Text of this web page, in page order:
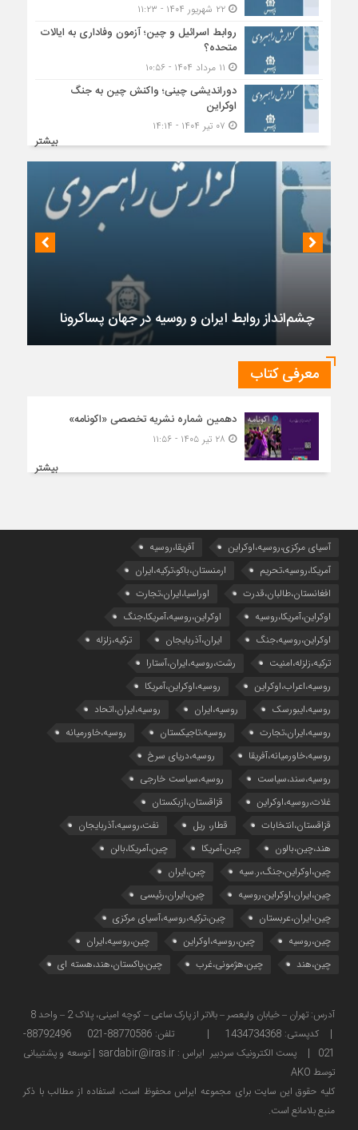
۲۲ شهریور ۱۴۰۴ - ۱۱:۲۳
روابط اسرائیل و چین؛ آزمون وفاداری به ایالات
متحده؟
دوراندیشی چینی؛ واکنش چین به جنگ
اوکراین
بیشتر
چشم‌انداز روابط ایران و روسیه در جهان پساکرونا
معرفی کتاب
دهمین شماره نشریه تخصصی «اکونامه»
بیشتر
آسیای مرکزی،روسیه،اوکراین
آفریقا،روسیه
آمریکا،روسیه،تحریم
ارمنستان،باکو،ترکیه،ایران
افغانستان،طالبان،قدرت
اوراسیا،ایران،تجارت
اوکراین،آمریکا،روسیه
اوکراین،روسیه،آمریکا،جنگ
اوکراین،روسیه،جنگ
ایران،آذربایجان
ترکیه،زلزله
ترکیه،زلزله،امنیت
رشت،روسیه،ایران،آستارا
روسیه،اعراب،اوکراین
روسیه،اوکراین،آمریکا
روسیه،ایبورسک
روسیه،ایران
روسیه،ایران،اتحاد
روسیه،ایران،تجارت
روسیه،تاجیکستان
روسیه،خاورمیانه
روسیه،خاورمیانه،آفریقا
روسیه،دریای سرخ
روسیه،سند،سیاست
روسیه،سیاست خارجی
غلات،روسیه،اوکراین
قزاقستان،ازبکستان
قزاقستان،انتخابات
قطار، ریل
نفت،روسیه،آذربایجان
هند،چین،بالون
چین،آمریکا
چین،آمریکا،بالن
چین،اوکراین،جنگ،ر.سیه
چین،ایران
چین،ایران،اوکراین،روسیه
چین،ایران،رئیسی
چین،ایران،عربستان
چین،ترکیه،روسیه،آسیای مرکزی
چین،روسیه
چین،روسیه،اوکراین
چین،روسیه،ایران
چین،هند
چین،هژمونی،غرب چین،پاکستان،هند،هسته ای
| کدپستی: 1434734368 | تلفن: 88770586-021 88792496-
021 | پست الکترونیک سردبیر ایراس : sardabir@iras.ir |
توسعه و پشتیبانی
توسط AKO
كليه حقوق این سایت برای مجموعه ایراس محفوظ است، استفاده از مطالب با ذكر
منبع بلامانع است.